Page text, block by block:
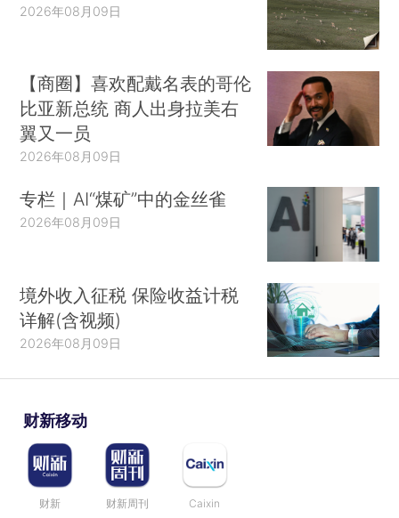
2026年08月09日
【商圈】喜欢配戴名表的哥伦
比亚新总统 商人出身拉美右
翼又一员
2026年08月09日
专栏｜AI“煤矿”中的金丝雀
2026年08月09日
境外收入征税 保险收益计税
详解(含视频)
2026年08月09日
财新移动
财新 财新周刊 Caixin